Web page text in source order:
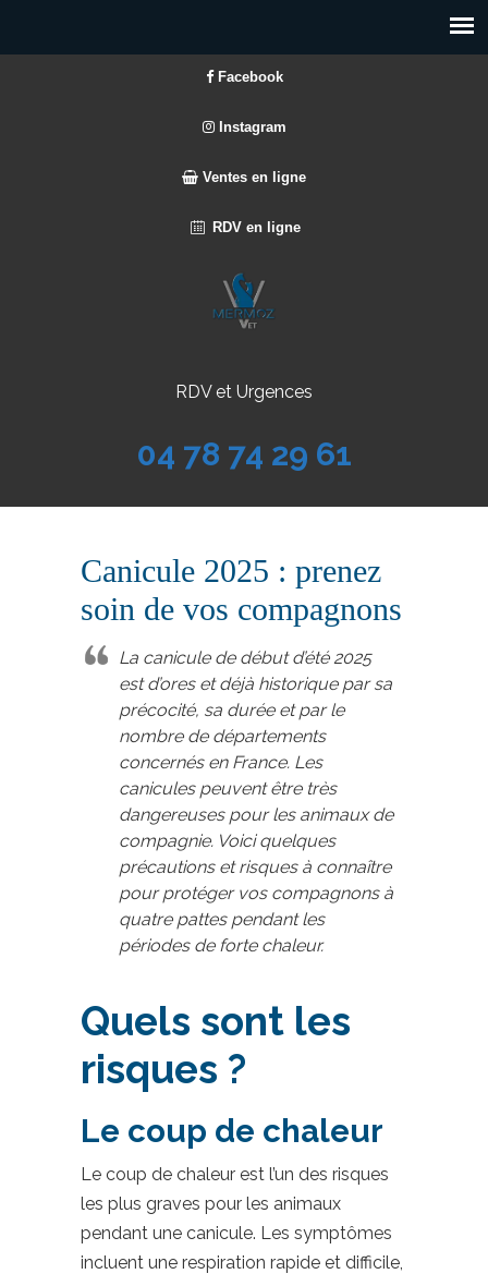
Facebook
Instagram
Ventes en ligne
RDV en ligne
RDV et Urgences
04 78 74 29 61
Canicule 2025 : prenez
soin de vos compagnons
La canicule de début d’été 2025
est d’ores et déjà historique par sa
précocité, sa durée et par le
nombre de départements
concernés en France. Les
canicules peuvent être très
dangereuses pour les animaux de
compagnie. Voici quelques
précautions et risques à connaître
pour protéger vos compagnons à
quatre pattes pendant les
périodes de forte chaleur.
Quels sont les
risques ?
Le coup de chaleur
Le coup de chaleur est l’un des risques
les plus graves pour les animaux
pendant une canicule. Les symptômes
incluent une respiration rapide et difficile,